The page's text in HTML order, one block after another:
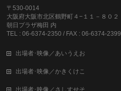
〒530-0014
大阪府大阪市北区鶴野町４−１１－８０２
朝日プラザ梅田 内
TEL : 06-6374-2350 / FAX : 06-6374-2399
出場者･映像／あいうえお
出場者･映像／かきくけこ
出場者･映像／さしすせそ